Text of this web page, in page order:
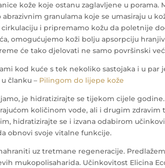
kože koje ostanu zaglavljene u porama.
granulama koje se umasiraju u
i pripremamo kožu da poletnije
omogućujemo koži bolju apsorpciju
će tako djelovati ne samo površinski
kod kuće s tek nekoliko sastojaka i u par
članku – Pilingom do lijepe kože
je hidratizirajte se tijekom cijele
količinom vode, ali i drugim zdravim
hidratizirajte se i izvana odabirom
obnovi svoje vitalne funkcije.
uz tretmane regeneracije.
mukopolisaharida. Učinkovitost Elicina